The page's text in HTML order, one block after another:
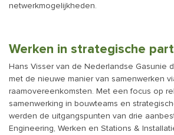
netwerkmogelijkheden.
Werken in strategische
Hans Visser van de Nederlandse Gasunie
met de nieuwe manier van samenwerken
raamovereenkomsten. Met een focus op
samenwerking in bouwteams en
werden de uitgangspunten van drie
Engineering, Werken en Stations &